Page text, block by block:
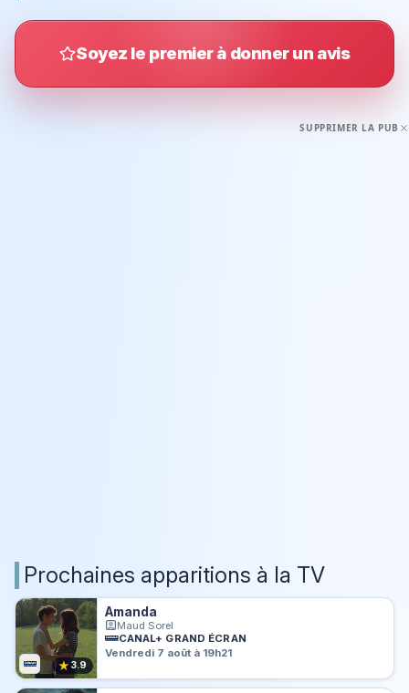
Soyez le premier à donner un avis
SUPPRIMER LA PUB
Prochaines apparitions à la TV
★3.9
Amanda
Maud Sorel
CANAL+ GRAND ÉCRAN
Vendredi 7 août à 19h21